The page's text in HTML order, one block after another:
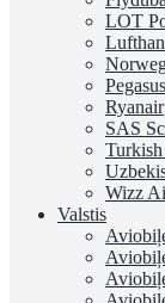
LOT
Ryanair
SAS
Wizz
Valstis